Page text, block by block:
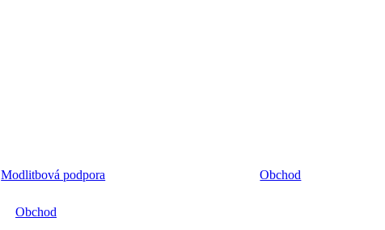
Modlitbová podpora Obchod
Obchod